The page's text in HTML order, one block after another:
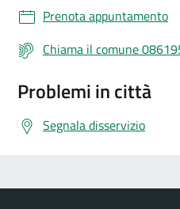
Prenota appuntamento
Chiama il comune
Problemi in città
Segnala disservizio